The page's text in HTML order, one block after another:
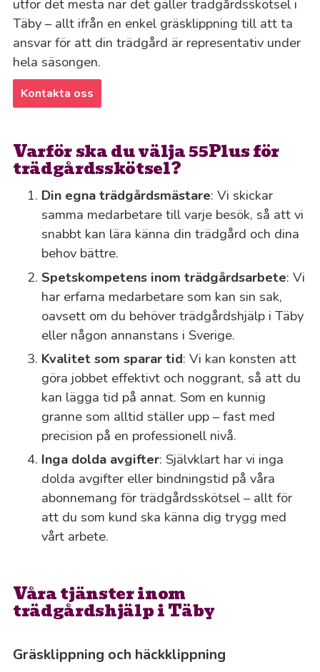
utför det mesta när det gäller trädgårdsskötsel i
Täby – allt ifrån en enkel gräsklippning till att ta
ansvar för att din trädgård är representativ under
hela säsongen.
Kontakta oss
Varför ska du välja 55Plus för
trädgårdsskötsel?
Din egna trädgårdsmästare: Vi skickar
samma medarbetare till varje besök, så att vi
snabbt kan lära känna din trädgård och dina
behov bättre.
Spetskompetens inom trädgårdsarbete: Vi
har erfarna medarbetare som kan sin sak,
oavsett om du behöver trädgårdshjälp i Täby
eller någon annanstans i Sverige.
Kvalitet som sparar tid: Vi kan konsten att
göra jobbet effektivt och noggrant, så att du
kan lägga tid på annat. Som en kunnig
granne som alltid ställer upp – fast med
precision på en professionell nivå.
Inga dolda avgifter: Självklart har vi inga
dolda avgifter eller bindningstid på våra
abonnemang för trädgårdsskötsel – allt för
att du som kund ska känna dig trygg med
vårt arbete.
Våra tjänster inom
trädgårdshjälp i Täby
Gräsklippning och häckklippning